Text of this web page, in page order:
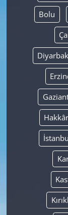
Bolu